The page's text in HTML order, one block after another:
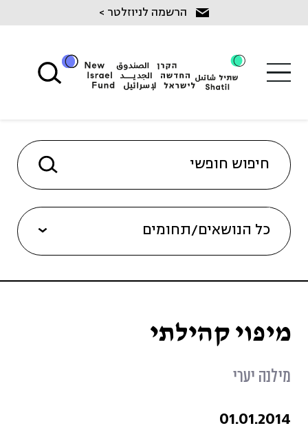
content
הרשמה לניוזלטר >
כל הנושאים/תחומים
שיקום מכליל בנגב (8)
גזענות (11)
גיוון והכלה בארגונים (34)
דיגיטל, תוכן וסושיאל (3)
מיפוי קהילתי
מילנה יערי
01.01.2014